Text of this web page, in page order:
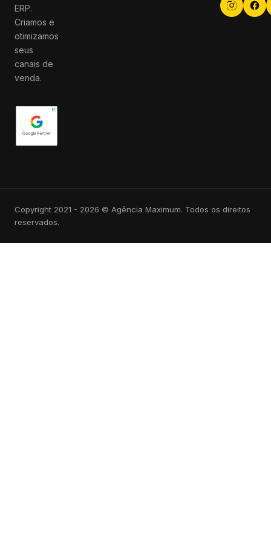
ERP.
Criamos e
otimizamos
seus
canais de
venda.
Copyright 2021 - 2026 © Agência Maximum. Todos os direitos
reservados.